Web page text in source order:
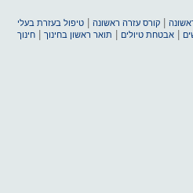
|קורס עזרה ראשונה |טיפול בעזרת בעלי
|אבטחת טיולים תואר ראשון בחינוך |חינוך